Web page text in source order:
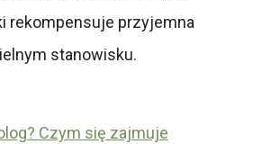
rekompensuje przyjemna
stanowisku.
Czym się zajmuje